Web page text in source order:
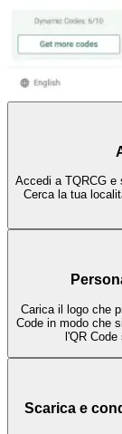
Accedi a TQRCG e
Cerca la tua
Carica il logo che
Code in modo che
l'QR
Scarica e